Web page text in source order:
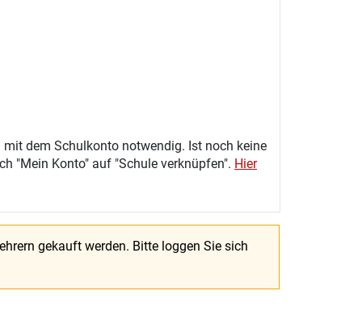
dem Schulkonto notwendig. Ist noch keine
"Mein Konto" auf "Schule verknüpfen". Hier
gekauft werden. Bitte loggen Sie sich